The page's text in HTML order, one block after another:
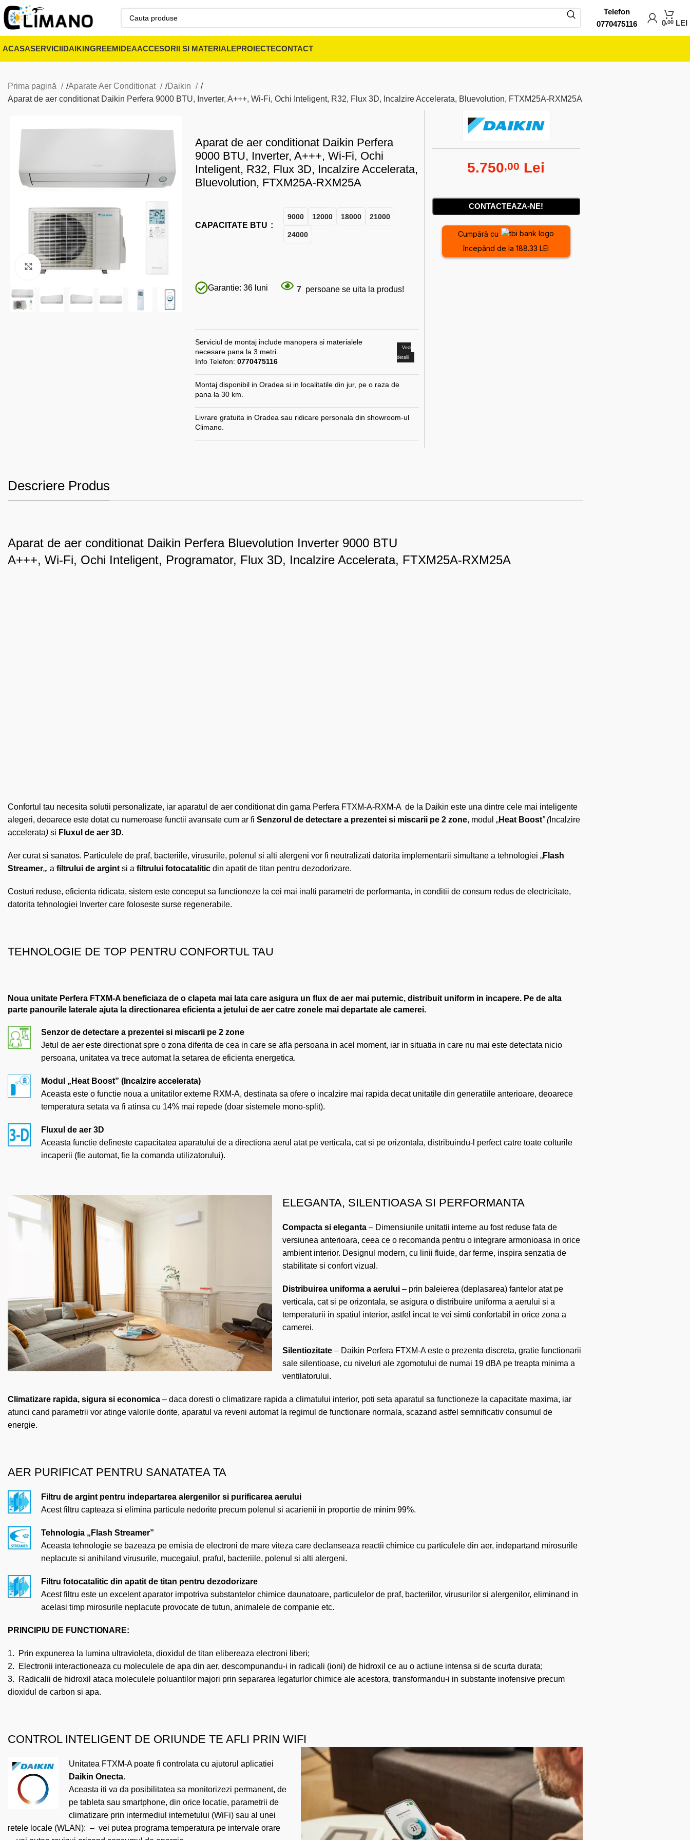
Telefon
0770475116
0,00 LEI
ACASASERVICIIDAIKINGREEMIDEAACCESORII SI MATERIALEPROIECTECONTACT
Prima pagină Aparate Aer Conditionat
Daikin
Aparat de aer conditionat Daikin Perfera 9000 BTU, Inverter, A+++, Wi-Fi, Ochi Inteligent, R32, Flux 3D, Incalzire Accelerata, Bluevolution, FTXM25A-RXM25A
Faceți click pentru a mări
Aparat de aer conditionat Daikin Perfera
9000 BTU, Inverter, A+++, Wi-Fi, Ochi
Inteligent, R32, Flux 3D, Incalzire Accelerata,
Bluevolution, FTXM25A-RXM25A
CAPACITATE BTU
9000 12000 18000 21000
24000
Garantie: 36 luni 7 persoane se uita la produs!
Serviciul de montaj include manopera si materialele
necesare pana la 3 metri.
Info Telefon: 0770475116
Vezi
detalii
Montaj disponibil in Oradea si in localitatile din jur, pe o raza de
pana la 30 km.
Livrare gratuita in Oradea sau ridicare personala din showroom-ul
Climano.
5.750,00 Lei
CONTACTEAZA-NE!
Cumpără cu
începând de la 188.33 LEI
Descriere Produs
Aparat de aer conditionat Daikin Perfera Bluevolution Inverter 9000 BTU
A+++, Wi-Fi, Ochi Inteligent, Programator, Flux 3D, Incalzire Accelerata, FTXM25A-RXM25A
Confortul tau necesita solutii personalizate, iar aparatul de aer conditionat din gama Perfera FTXM-A-RXM-A de la Daikin este una dintre cele mai inteligente
alegeri, deoarece este dotat cu numeroase functii avansate cum ar fi Senzorul de detectare a prezentei si miscarii pe 2 zone, modul „Heat Boost” (Incalzire
accelerata) si Fluxul de aer 3D.
Aer curat si sanatos. Particulele de praf, bacteriile, virusurile, polenul si alti alergeni vor fi neutralizati datorita implementarii simultane a tehnologiei „Flash
Streamer„, a filtrului de argint si a filtrului fotocatalitic din apatit de titan pentru dezodorizare.
Costuri reduse, eficienta ridicata, sistem este conceput sa functioneze la cei mai inalti parametri de performanta, in conditii de consum redus de electricitate,
datorita tehnologiei Inverter care foloseste surse regenerabile.
TEHNOLOGIE DE TOP PENTRU CONFORTUL TAU
Noua unitate Perfera FTXM-A beneficiaza de o clapeta mai lata care asigura un flux de aer mai puternic, distribuit uniform in incapere. Pe de alta
parte panourile laterale ajuta la directionarea eficienta a jetului de aer catre zonele mai departate ale camerei.
Senzor de detectare a prezentei si miscarii pe 2 zone
Jetul de aer este directionat spre o zona diferita de cea in care se afla persoana in acel moment, iar in situatia in care nu mai este detectata nicio
persoana, unitatea va trece automat la setarea de eficienta energetica.
Modul „Heat Boost” (Incalzire accelerata)
Aceasta este o functie noua a unitatilor externe RXM-A, destinata sa ofere o incalzire mai rapida decat unitatile din generatiile anterioare, deoarece
temperatura setata va fi atinsa cu 14% mai repede (doar sistemele mono-split).
Fluxul de aer 3D
Aceasta functie defineste capacitatea aparatului de a directiona aerul atat pe verticala, cat si pe orizontala, distribuindu-l perfect catre toate colturile
incaperii (fie automat, fie la comanda utilizatorului).
ELEGANTA, SILENTIOASA SI PERFORMANTA
Compacta si eleganta – Dimensiunile unitatii interne au fost reduse fata de
versiunea anterioara, ceea ce o recomanda pentru o integrare armonioasa in orice
ambient interior. Designul modern, cu linii fluide, dar ferme, inspira senzatia de
stabilitate si confort vizual.
Distribuirea uniforma a aerului – prin baleierea (deplasarea) fantelor atat pe
verticala, cat si pe orizontala, se asigura o distribuire uniforma a aerului si a
temperaturii in spatiul interior, astfel incat te vei simti confortabil in orice zona a
camerei.
Silentiozitate – Daikin Perfera FTXM-A este o prezenta discreta, gratie functionarii
sale silentioase, cu niveluri ale zgomotului de numai 19 dBA pe treapta minima a
ventilatorului.
Climatizare rapida, sigura si economica – daca doresti o climatizare rapida a climatului interior, poti seta aparatul sa functioneze la capacitate maxima, iar
atunci cand parametrii vor atinge valorile dorite, aparatul va reveni automat la regimul de functionare normala, scazand astfel semnificativ consumul de
energie.
AER PURIFICAT PENTRU SANATATEA TA
Filtru de argint pentru indepartarea alergenilor si purificarea aerului
Acest filtru capteaza si elimina particule nedorite precum polenul si acarienii in proportie de minim 99%.
Tehnologia „Flash Streamer”
Aceasta tehnologie se bazeaza pe emisia de electroni de mare viteza care declanseaza reactii chimice cu particulele din aer, indepartand mirosurile
neplacute si anihiland virusurile, mucegaiul, praful, bacteriile, polenul si alti alergeni.
Filtru fotocatalitic din apatit de titan pentru dezodorizare
Acest filtru este un excelent aparator impotriva substantelor chimice daunatoare, particulelor de praf, bacteriilor, virusurilor si alergenilor, eliminand in
acelasi timp mirosurile neplacute provocate de tutun, animalele de companie etc.
PRINCIPIU DE FUNCTIONARE:
1. Prin expunerea la lumina ultravioleta, dioxidul de titan elibereaza electroni liberi;
2. Electronii interactioneaza cu moleculele de apa din aer, descompunandu-i in radicali (ioni) de hidroxil ce au o actiune intensa si de scurta durata;
3. Radicalii de hidroxil ataca moleculele poluantilor majori prin separarea legaturlor chimice ale acestora, transformandu-i in substante inofensive precum
dioxidul de carbon si apa.
CONTROL INTELIGENT DE ORIUNDE TE AFLI PRIN WIFI
Unitatea FTXM-A poate fi controlata cu ajutorul aplicatiei
Daikin Onecta.
Aceasta iti va da posibilitatea sa monitorizezi permanent, de
pe tableta sau smartphone, din orice locatie, parametrii de
climatizare prin intermediul internetului (WiFi) sau al unei
retele locale (WLAN): – vei putea programa temperatura pe intervale orare